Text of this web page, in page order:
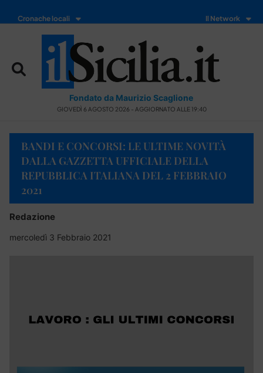
Cronache locali Il Network
Fondato da Maurizio Scaglione
GIOVEDÌ 6 AGOSTO 2026 - AGGIORNATO ALLE 19:40
BANDI E CONCORSI: LE ULTIME NOVITÀ
DALLA GAZZETTA UFFICIALE DELLA
REPUBBLICA ITALIANA DEL 2 FEBBRAIO
2021
Redazione
mercoledì 3 Febbraio 2021